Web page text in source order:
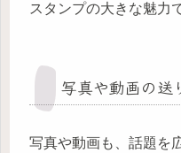
スタンプの大きな魅力
写真や動画の送
写真や動画も、話題を